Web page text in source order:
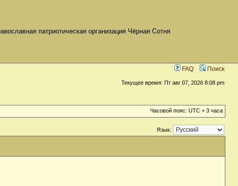
патриотическая организация Чёрная Сотня
FAQ Поиск
Текущее время: Пт авг 07, 2026 8:08 pm
Часовой пояс: UTC + 3 часа
Язык: